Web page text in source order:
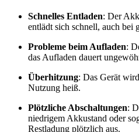
Schnelles Entladen: Der
entlädt sich schnell, auch bei
Probleme beim Aufladen:
das Aufladen dauert
Überhitzung: Das Gerät
Nutzung heiß.
Plötzliche Abschaltungen:
niedrigem Akkustand oder
Restladung plötzlich aus.